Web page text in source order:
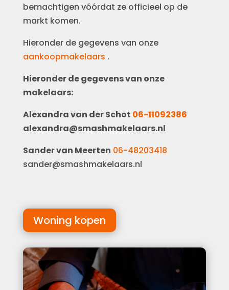
bemachtigen vóórdat ze officieel op de
markt komen.
Hieronder de gegevens van onze
aankoopmakelaars .
Hieronder de gegevens van onze
makelaars:
Alexandra van der Schot 06-11092386
alexandra@smashmakelaars.nl
Sander van Meerten 06-48203418
sander@smashmakelaars.nl
Woning kopen